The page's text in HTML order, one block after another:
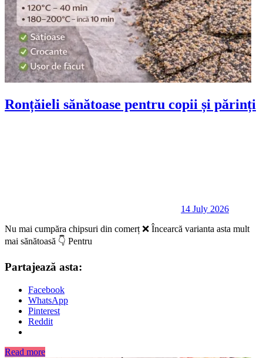
Ronțăieli sănătoase pentru copii și părinți
14 July 2026
Nu mai cumpăra chipsuri din comerț ❌ Încearcă varianta asta mult
mai sănătoasă 👇 Pentru
Partajează asta:
Facebook
WhatsApp
Pinterest
Reddit
Read more